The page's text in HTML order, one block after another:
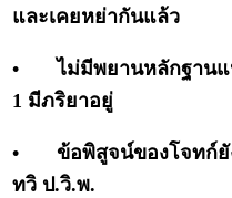
และเคยหย่ากันแล้ว
•
ไม่มีพยานหลักฐานแ
1 มีภริยาอยู่
•
ข้อพิสูจน์ของโจทก์ยั
ทวิ ป.วิ.พ.